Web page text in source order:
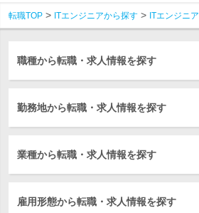
転職TOP ITエンジニアから探す ITエンジニア
職種から転職・求人情報を探す
勤務地から転職・求人情報を探す
業種から転職・求人情報を探す
雇用形態から転職・求人情報を探す